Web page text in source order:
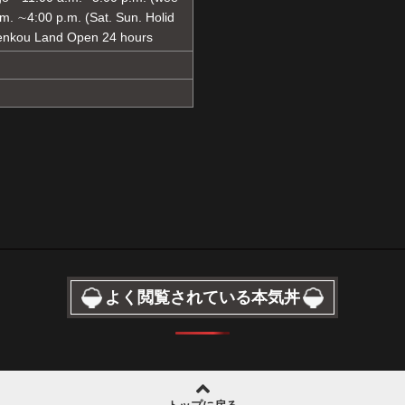
∼4:00 p.m. (Sat. Sun. Holid
Land Open 24 hours
よく閲覧されている本気丼